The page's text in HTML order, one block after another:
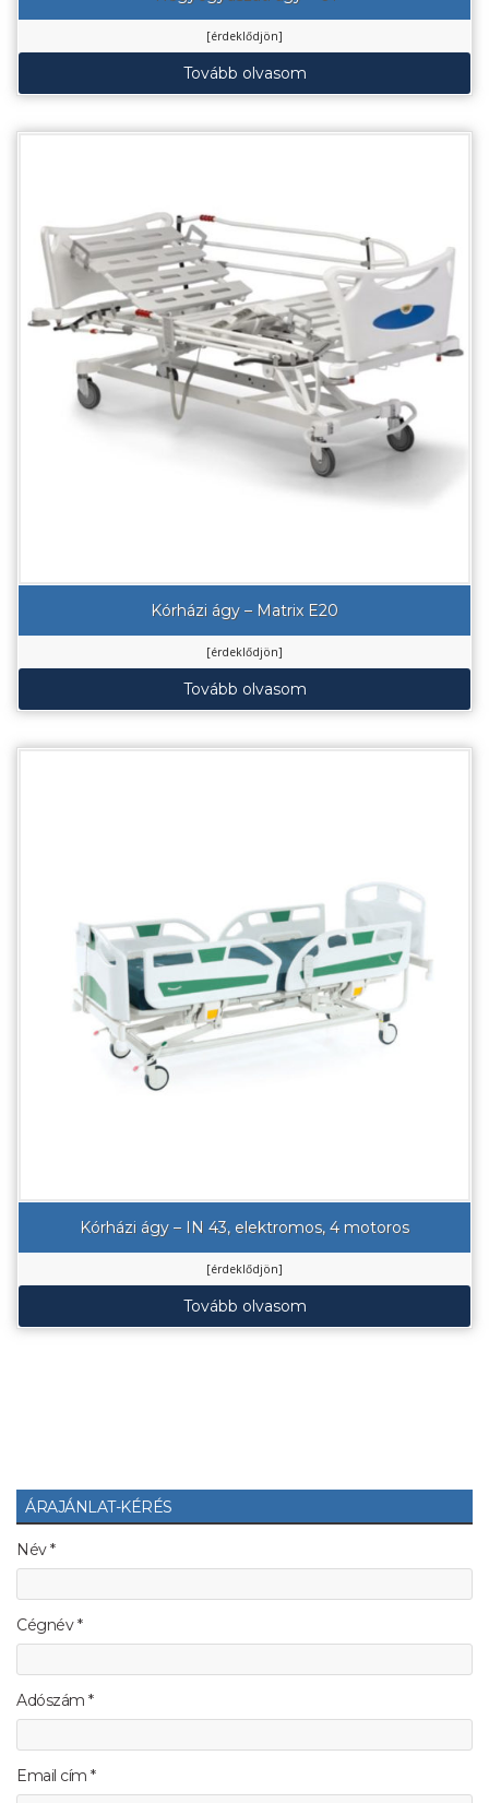
[érdeklődjön]
Tovább olvasom
Kórházi ágy – Matrix E20
[érdeklődjön]
Tovább olvasom
Kórházi ágy – IN 43, elektromos, 4 motoros
[érdeklődjön]
Tovább olvasom
ÁRAJÁNLAT-KÉRÉS
Név *
Cégnév *
Adószám *
Email cím *